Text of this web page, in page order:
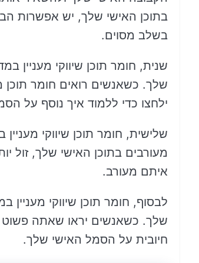
בתוכן האישי שלך, יש אפשרות
בשלב מסוים.
שנית, חומר תוכן שיווקי מעניין
שלך. כשאנשים רואים חומר
ילחצו כדי ללמוד איך נוסף על
שלישית, חומר תוכן שיווקי
מעורבים בתוכן האישי שלך,
איתם מעורב.
לבסוף, חומר תוכן שיווקי
שלך. כשאנשים יראו שאתה פשוט
חיובית על הסמל האישי שלך.